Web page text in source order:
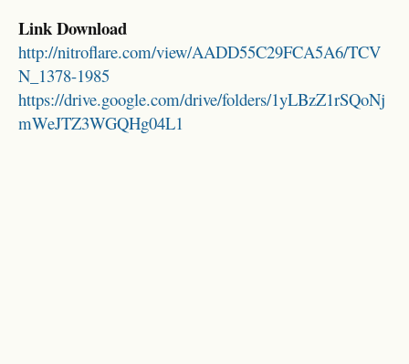
Link Download
http://nitroflare.com/view/AADD55C29FCA5A6/TCV
N_1378-1985
https://drive.google.com/drive/folders/1yLBzZ1rSQoNj
mWeJTZ3WGQHg04L1